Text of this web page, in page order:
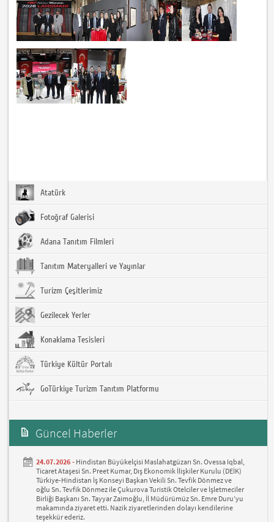
Atatürk
Fotoğraf Galerisi
Adana Tanıtım Filmleri
Tanıtım Materyalleri ve Yayınlar
Turizm Çeşitlerimiz
Gezilecek Yerler
Konaklama Tesisleri
Türkiye Kültür Portalı
GoTürkiye Turizm Tanıtım Platformu
Güncel Haberler
24.07.2026 - Hindistan Büyükelçisi Maslahatgüzarı Sn. Ovessa Iqbal,
Ticaret Ataşesi Sn. Preet Kumar, Dış Ekonomik İlişkiler Kurulu (DEİK)
Türkiye-Hindistan İş Konseyi Başkan Vekili Sn. Tevfik Dönmez ve
oğlu Sn. Tevfik Dönmez ile Çukurova Turistik Otelciler ve İşletmeciler
Birliği Başkanı Sn. Tayyar Zaimoğlu, İl Müdürümüz Sn. Emre Duru’yu
makamında ziyaret etti. Nazik ziyaretlerinden dolayı kendilerine
teşekkür ederiz.